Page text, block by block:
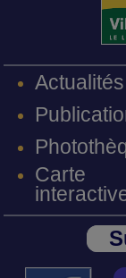
Actualités
Carte